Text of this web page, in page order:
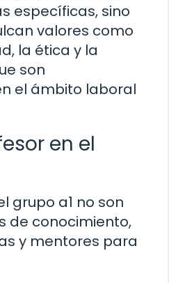
específicas, sino
valores como
la ética y la
son
el ámbito laboral
en el
grupo a1 no son
de conocimiento,
y mentores para